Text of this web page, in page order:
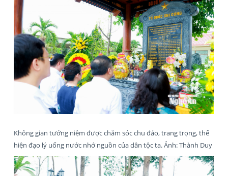
Không gian tưởng niệm được chăm sóc chu đáo, trang trọng, thể
hiện đạo lý uống nước nhớ nguồn của dân tộc ta. Ảnh: Thành Duy